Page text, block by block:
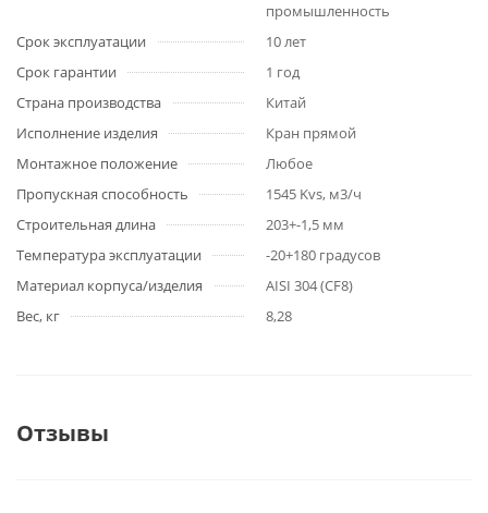
промышленность
Срок эксплуатации
10 лет
Срок гарантии
1 год
Страна производства
Китай
Исполнение изделия
Кран прямой
Монтажное положение
Любое
Пропускная способность
1545 Kvs, м3/ч
Строительная длина
203+-1,5 мм
Температура эксплуатации
-20+180 градусов
Материал корпуса/изделия
AISI 304 (CF8)
Вес, кг
8,28
Отзывы